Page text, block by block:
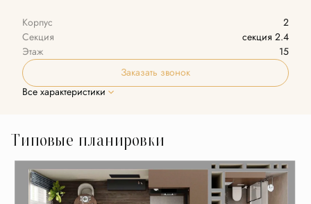
Корпус
2
Секция
секция 2.4
Этаж
15
Заказать звонок
Все характеристики
Типовые планировки